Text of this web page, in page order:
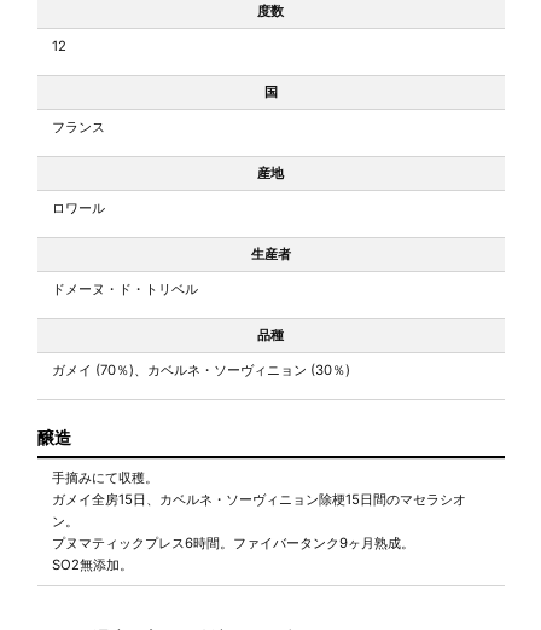
度数
12
国
フランス
産地
ロワール
生産者
ドメーヌ・ド・トリベル
品種
ガメイ (70％)、カベルネ・ソーヴィニョン (30％)
醸造
手摘みにて収穫。
ガメイ全房15日、カベルネ・ソーヴィニョン除梗15日間のマセラシオ
ン。
プヌマティックプレス6時間。ファイバータンク9ヶ月熟成。
SO2無添加。